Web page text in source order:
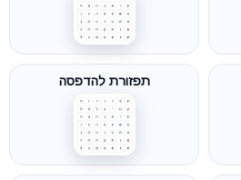
תפזורת להדפסה